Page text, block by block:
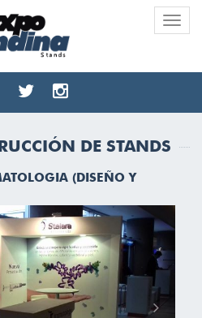
Toggle
DE STANDS
(DISEÑO Y
Next